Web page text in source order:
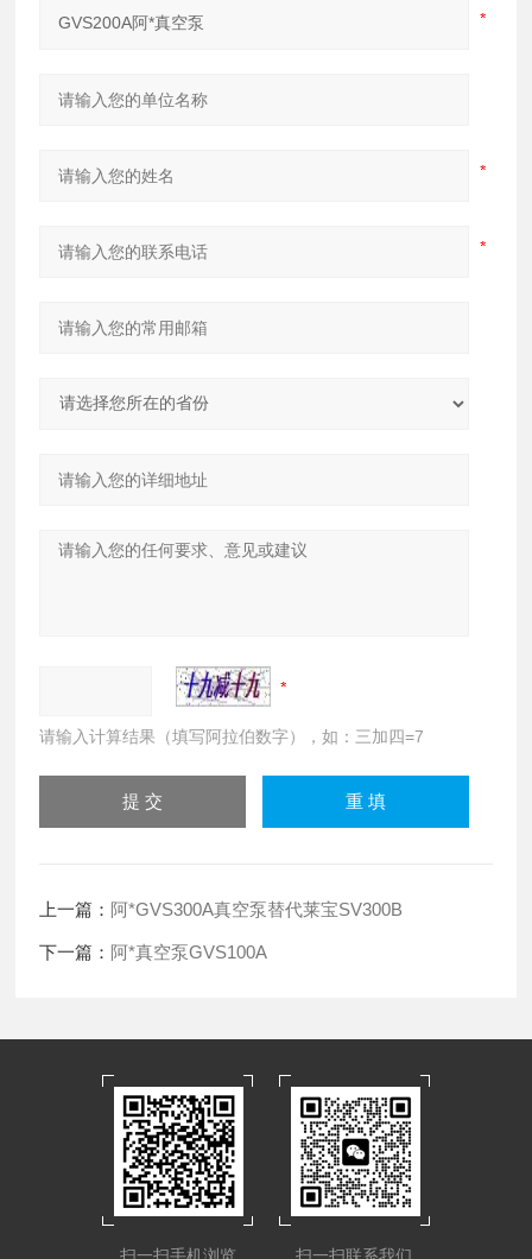
请输入计算结果（填写阿拉伯数字），如：三加四=7
上一篇： 阿*GVS300A真空泵替代莱宝SV300B
下一篇： 阿*真空泵GVS100A